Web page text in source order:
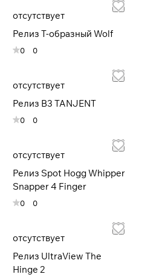
отсутствует
Релиз Т-образный Wolf
0 0
отсутствует
Релиз B3 TANJENT
0 0
отсутствует
Релиз Spot Hogg Whipper
Snapper 4 Finger
0 0
отсутствует
Релиз UltraView The
Hinge 2